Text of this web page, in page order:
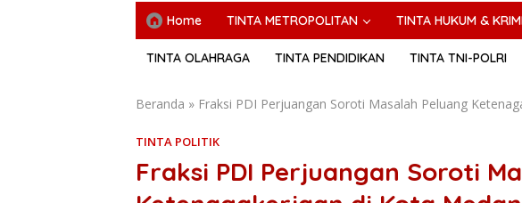
Home TINTA METROPOLITAN TINTA HUKUM &
TINTA OLAHRAGA TINTA PENDIDIKAN TINTA TNI-POLRI
Beranda » Fraksi PDI Perjuangan Soroti Masalah Peluang
TINTA POLITIK
Fraksi PDI Perjuangan Soroti